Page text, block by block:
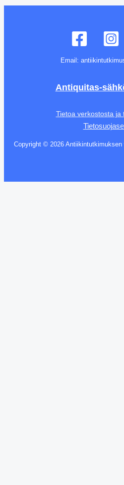
Email:
Antiquitas-
Tietoa verkostosta ja
Copyright © 2026